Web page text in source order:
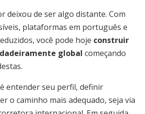
deixou de ser algo distante. Com
plataformas em português e
você pode hoje construir
global começando
entender seu perfil, definir
o caminho mais adequado, seja via